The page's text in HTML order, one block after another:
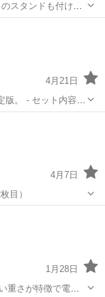
スタンドも付けま
入した為出品致し
4月21日
内容:
ト: 48グループ - ジ
イト
4月7日
目）
1月28日